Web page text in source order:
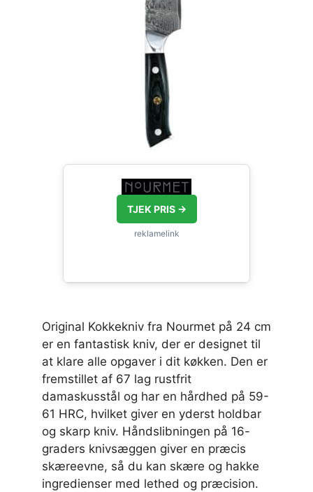
TJEK PRIS →
Original Kokkekniv fra Nourmet på 24 cm
er en fantastisk kniv, der er designet til
at klare alle opgaver i dit køkken. Den er
fremstillet af 67 lag rustfrit
damaskusstål og har en hårdhed på 59-
61 HRC, hvilket giver en yderst holdbar
og skarp kniv. Håndslibningen på 16-
graders knivsæggen giver en præcis
skæreevne, så du kan skære og hakke
ingredienser med lethed og præcision.